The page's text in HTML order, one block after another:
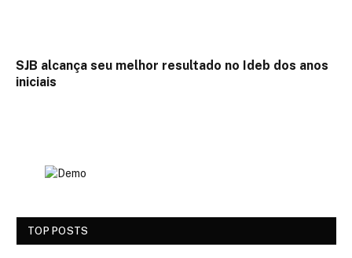
SJB alcança seu melhor resultado no Ideb dos anos
iniciais
TOP POSTS